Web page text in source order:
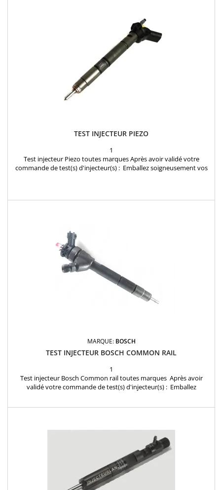
TEST INJECTEUR PIEZO
1
Test injecteur Piezo toutes marques Après avoir validé votre
commande de test(s) d'injecteur(s) : Emballez soigneusement vos
Dés réception de votre colis, Vos injecteurs...
MARQUE: BOSCH
TEST INJECTEUR BOSCH COMMON RAIL
1
Test injecteur Bosch Common rail toutes marques Après avoir
validé votre commande de test(s) d'injecteur(s) : Emballez